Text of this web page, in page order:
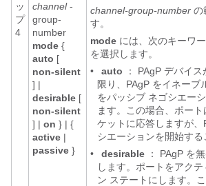
ッ
プ
4
channel-
group-
number
mode {
auto [
non-silent
] |
desirable [
non-silent
] | on } | {
active |
passive }
channel-group-number の
す。
mode には、次のキーワ
を選択します。
•
auto ：
PAgP デバイ
限り、PAgP をイネーブ
をパッシブ ネゴシエー
ます。この場合、ポー
ケットに応答しますが
シエーションを開始する
•
desirable ：
PAgP を
します。ポートをアク
ン ステートにします。